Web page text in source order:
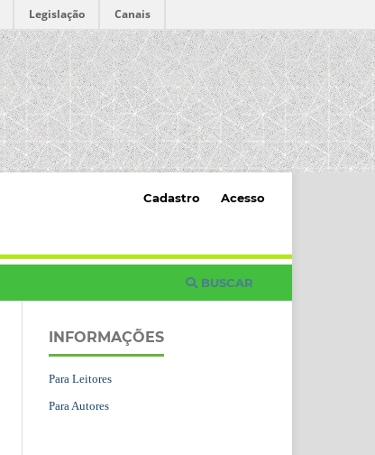
Legislação Canais
BUSCAR
Cadastro Acesso
INFORMAÇÕES
Para Leitores
Para Autores